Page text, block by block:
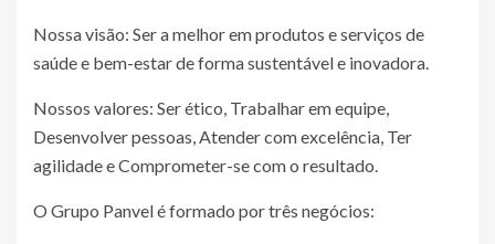
Nossa visão: Ser a melhor em produtos e serviços de
saúde e bem-estar de forma sustentável e inovadora.
Nossos valores: Ser ético, Trabalhar em equipe,
Desenvolver pessoas, Atender com excelência, Ter
agilidade e Comprometer-se com o resultado.
O Grupo Panvel é formado por três negócios: